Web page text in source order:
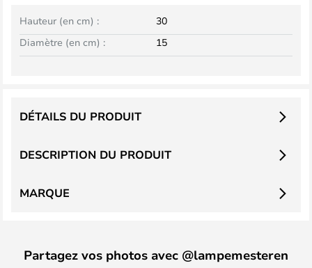
Hauteur (en cm) :
30
Diamètre (en cm) :
15
DESCRIPTION DU PRODUIT
DÉTAILS DU PRODUIT
MARQUE
Partagez vos photos avec @lampemesteren